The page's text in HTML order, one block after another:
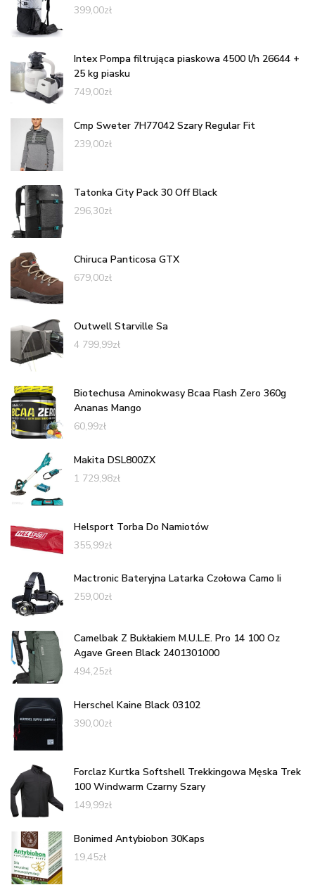
399,00zł
Intex Pompa filtrująca piaskowa 4500 l/h 26644 +
25 kg piasku
749,00zł
Cmp Sweter 7H77042 Szary Regular Fit
239,00zł
Tatonka City Pack 30 Off Black
296,30zł
Chiruca Panticosa GTX
679,00zł
Outwell Starville Sa
4 799,99zł
Biotechusa Aminokwasy Bcaa Flash Zero 360g
Ananas Mango
60,99zł
Makita DSL800ZX
1 729,98zł
Helsport Torba Do Namiotów
355,99zł
Mactronic Bateryjna Latarka Czołowa Camo Ii
259,00zł
Camelbak Z Bukłakiem M.U.L.E. Pro 14 100 Oz
Agave Green Black 2401301000
494,25zł
Herschel Kaine Black 03102
390,00zł
Forclaz Kurtka Softshell Trekkingowa Męska Trek
100 Windwarm Czarny Szary
149,99zł
Bonimed Antybiobon 30Kaps
19,45zł